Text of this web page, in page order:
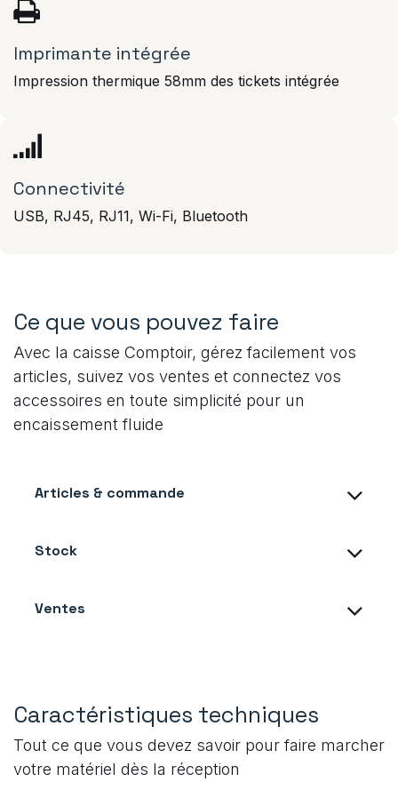
Imprimante intégrée
Impression thermique 58mm des tickets intégrée
Connectivité
USB, RJ45, RJ11, Wi-Fi, Bluetooth
Ce que vous pouvez faire
Avec la caisse Comptoir, gérez facilement vos
articles, suivez vos ventes et connectez vos
accessoires en toute simplicité pour un
encaissement fluide
Articles & commande
Stock
Ventes
Caractéristiques techniques
Tout ce que vous devez savoir pour faire marcher
votre matériel dès la réception